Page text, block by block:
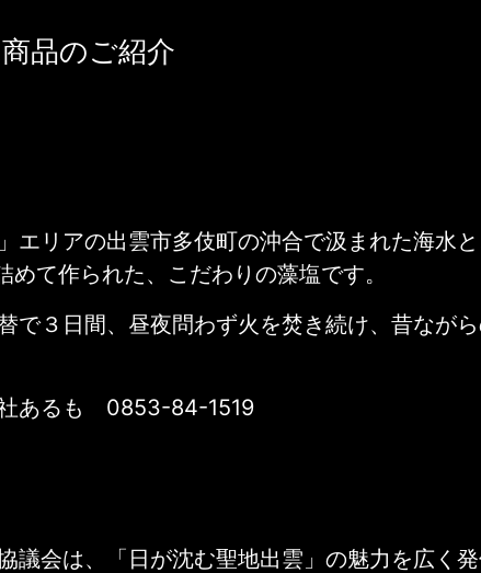
品のご紹介
エリアの出雲市多伎町の沖合で汲まれた海水
めて作られた、こだわりの藻塩です。
で３日間、昼夜問わず火を焚き続け、昔なが
社あるも 0853-84-1519
議会は、「日が沈む聖地出雲」の魅力を広く